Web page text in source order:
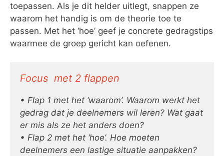
toepassen. Als je dit helder uitlegt, snappen ze
waarom het handig is om de theorie toe te
passen. Met het ‘hoe’ geef je concrete gedragstips
waarmee de groep gericht kan oefenen.
Focus met 2 flappen
• Flap 1 met het ‘waarom’. Waarom werkt het
gedrag dat je deelnemers wil leren? Wat gaat
er mis als ze het anders doen?
• Flap 2 met het ‘hoe’. Hoe moeten
deelnemers een lastige situatie aanpakken?